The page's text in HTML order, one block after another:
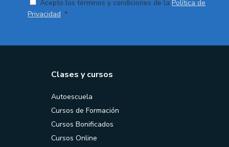
Acepto los términos y condiciones de laPolítica de
Privacidad. *
Clases y cursos
Autoescuela
Cursos de Formación
Cursos Bonificados
Cursos Online